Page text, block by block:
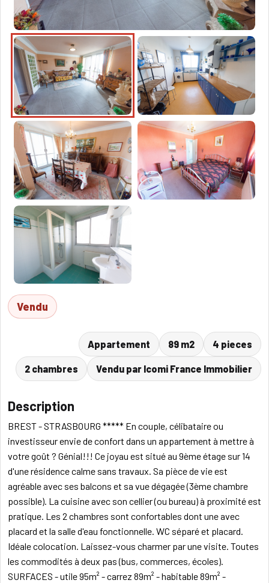
Vendu
Appartement 89 m2 4 pieces
2 chambres Vendu par Icomi France Immobilier
Description
BREST - STRASBOURG ***** En couple, célibataire ou
investisseur envie de confort dans un appartement à mettre à
votre goût ? Génial!!! Ce joyau est situé au 9ème étage sur 14
d'une résidence calme sans travaux. Sa pièce de vie est
agréable avec ses balcons et sa vue dégagée (3ème chambre
possible). La cuisine avec son cellier (ou bureau) à proximité est
pratique. Les 2 chambres sont confortables dont une avec
placard et la salle d'eau fonctionnelle. WC séparé et placard.
Idéale colocation. Laissez-vous charmer par une visite. Toutes
les commodités à deux pas (bus, commerces, écoles).
SURFACES - utile 95m² - carrez 89m² - habitable 89m² -